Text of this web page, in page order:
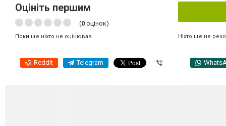
Оцініть першим
(0 оцінок)
Поки ще ніхто не оцінював Ніхто ще не
Reddit Telegram